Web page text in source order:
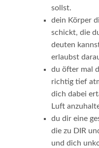
sollst.
dein Körper
schickt, die
deuten
erlaubst
du öfter mal
richtig tief
dich dabei
Luft
du dir eine
die zu DIR
und dich